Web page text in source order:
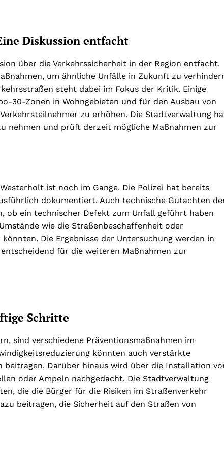
Diskussion entfacht
über die Verkehrssicherheit in der Region entfacht.
um ähnliche Unfälle in Zukunft zu
steht dabei im Fokus der Kritik. Einige
30-Zonen in Wohngebieten und für den Ausbau von
zu erhöhen. Die Stadtverwaltung
nehmen und prüft derzeit mögliche Maßnahmen zur
ist noch im Gange. Die Polizei hat bereits
dokumentiert. Auch technische Gutachten
ob ein technischer Defekt zum Unfall geführt haben
wie die Straßenbeschaffenheit oder
Die Ergebnisse der Untersuchung werden in
für die weiteren Maßnahmen zur
Schritte
sind verschiedene Präventionsmaßnahmen im
könnten auch verstärkte
Darüber hinaus wird über die Installation
oder Ampeln nachgedacht. Die Stadtverwaltung
die die Bürger für die Risiken im Straßenverkehr
beitragen, die Sicherheit auf den Straßen von